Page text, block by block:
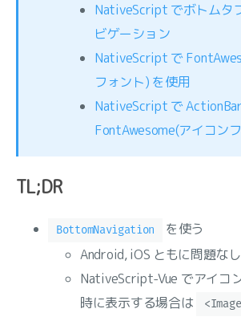
NativeScript でボトムタ
ビゲーション
NativeScript で
フォント) を使用
NativeScript で
FontAwesome(アイコン
TL;DR
BottomNavigation
を使う
Android, iOS ともに問題なし
NativeScript-Vue でアイコ
時に表示する場合は